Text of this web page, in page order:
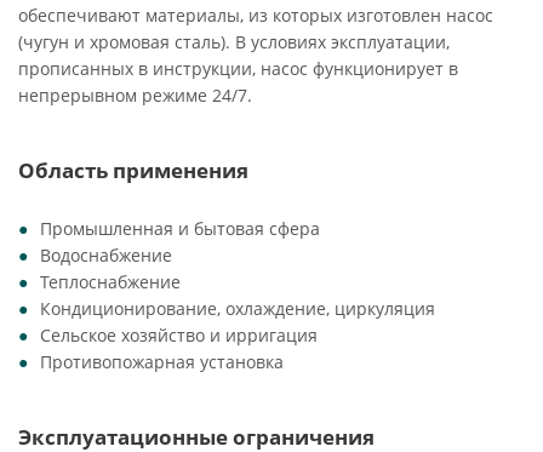
обеспечивают материалы, из которых изготовлен насос
(чугун и хромовая сталь). В условиях эксплуатации,
прописанных в инструкции, насос функционирует в
непрерывном режиме 24/7.
Область применения
Промышленная и бытовая сфера
Водоснабжение
Теплоснабжение
Кондиционирование, охлаждение, циркуляция
Сельское хозяйство и ирригация
Противопожарная установка
Эксплуатационные ограничения